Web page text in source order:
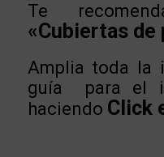
Te
«Cubiertas de
Amplia toda la
guía para el
haciendo Click